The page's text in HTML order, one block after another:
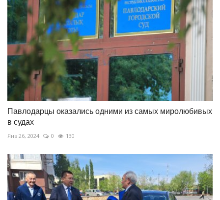
Павлодарцы оказались одними из самых миролюбивых
в судах
Янв 26, 2024 0 130